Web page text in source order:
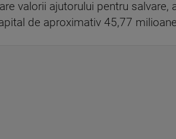
valorii ajutorului pentru
de aproximativ 45,77